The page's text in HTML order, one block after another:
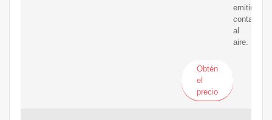
emitir
al
aire.
Obtén
el
precio